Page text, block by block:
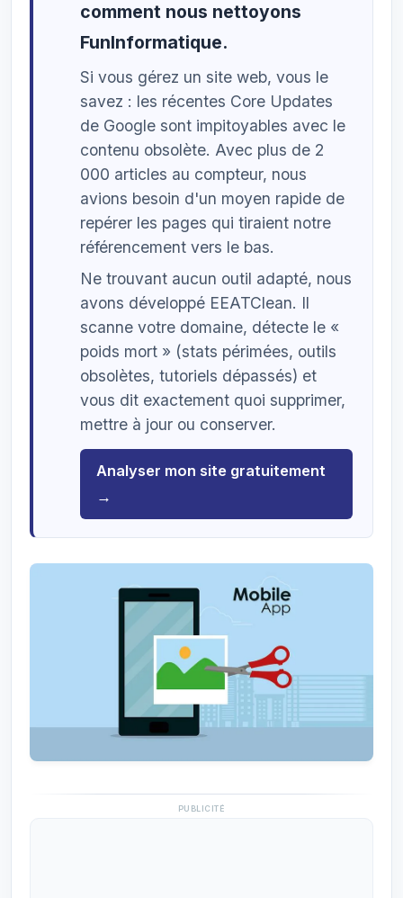
comment nous nettoyons
FunInformatique.
Si vous gérez un site web, vous le
savez : les récentes Core Updates
de Google sont impitoyables avec le
contenu obsolète. Avec plus de 2
000 articles au compteur, nous
avions besoin d'un moyen rapide de
repérer les pages qui tiraient notre
référencement vers le bas.
Ne trouvant aucun outil adapté, nous
avons développé EEATClean. Il
scanne votre domaine, détecte le «
poids mort » (stats périmées, outils
obsolètes, tutoriels dépassés) et
vous dit exactement quoi supprimer,
mettre à jour ou conserver.
Analyser mon site gratuitement
→
PUBLICITÉ